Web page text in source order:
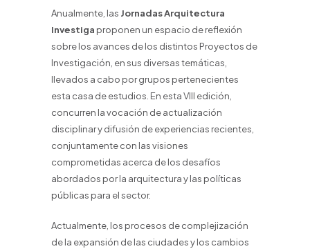
Anualmente, las Jornadas Arquitectura
Investiga proponen un espacio de reflexión
sobre los avances de los distintos Proyectos de
Investigación, en sus diversas temáticas,
llevados a cabo por grupos pertenecientes
esta casa de estudios. En esta VIII edición,
concurren la vocación de actualización
disciplinar y difusión de experiencias recientes,
conjuntamente con las visiones
comprometidas acerca de los desafíos
abordados por la arquitectura y las políticas
públicas para el sector.
Actualmente, los procesos de complejización
de la expansión de las ciudades y los cambios